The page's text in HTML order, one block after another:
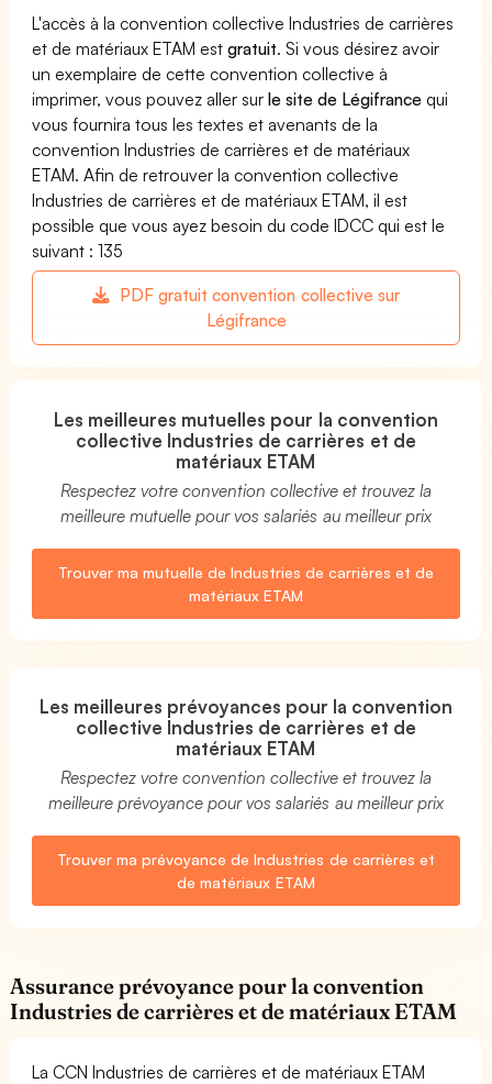
L'accès à la convention collective Industries de carrières
et de matériaux ETAM estgratuit. Si vous désirez avoir
un exemplaire de cette convention collective à
imprimer, vous pouvez aller surle site de Légifrance qui
vous fournira tous les textes et avenants de la
convention Industries de carrières et de matériaux
ETAM. Afin de retrouver la convention collective
Industries de carrières et de matériaux ETAM, il est
possible que vous ayez besoin du code IDCC qui est le
suivant : 135
PDF gratuit convention collective sur
Légifrance
Les meilleures mutuelles pour la convention
collective Industries de carrières et de
matériaux ETAM
Respectez votre convention collective et trouvez la
meilleure mutuelle pour vos salariés au meilleur prix
Trouver ma mutuelle de Industries de carrières et de
matériaux ETAM
Les meilleures prévoyances pour la convention
collective Industries de carrières et de
matériaux ETAM
Respectez votre convention collective et trouvez la
meilleure prévoyance pour vos salariés au meilleur prix
Trouver ma prévoyance de Industries de carrières et
de matériaux ETAM
Assurance prévoyance pour la convention
Industries de carrières et de matériaux ETAM
La CCN Industries de carrières et de matériaux ETAM